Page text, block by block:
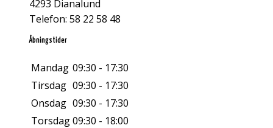
4293 Dianalund
Telefon: 58 22 58 48
Åbningstider
Mandag 09:30 - 17:30
Tirsdag 09:30 - 17:30
Onsdag 09:30 - 17:30
Torsdag09:30 - 18:00